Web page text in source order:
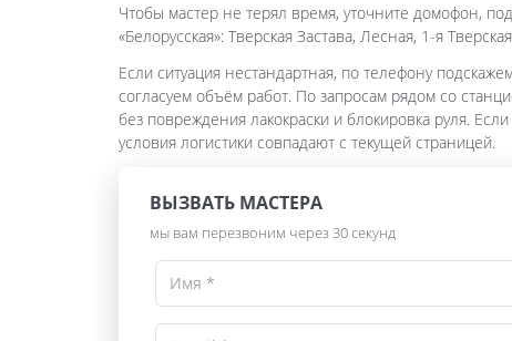
Чтобы мастер не терял время, уточните домофон,
«Белорусская»: Тверская Застава, Лесная, 1-я
Если ситуация нестандартная, по телефону
согласуем объём работ. По запросам рядом со
без повреждения лакокраски и блокировка руля.
условия логистики совпадают с текущей страницей.
ВЫЗВАТЬ МАСТЕРА
мы вам перезвоним через 30 секунд